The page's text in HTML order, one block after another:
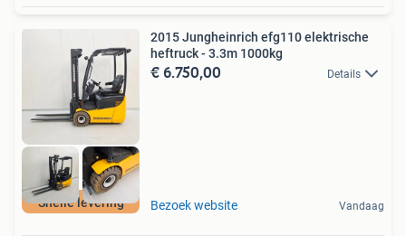
Snelle levering
2015 Jungheinrich efg110 elektrische
heftruck - 3.3m 1000kg
€ 6.750,00 Details
Bezoek website Vandaag